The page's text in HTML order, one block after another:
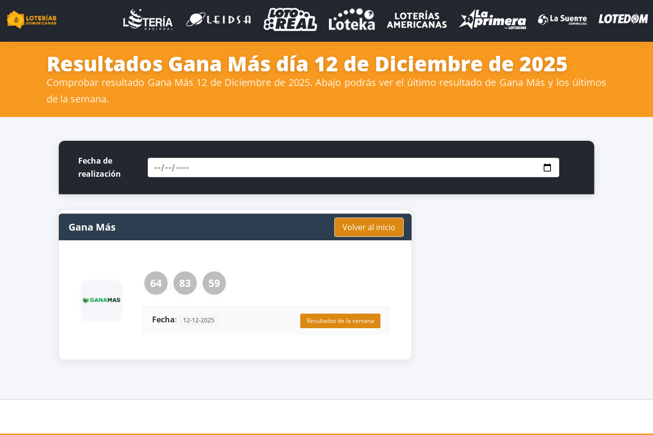
Resultados Gana Más día 12 de Diciembre de 2025
Comprobar resultado Gana Más 12 de Diciembre de 2025. Abajo podrás ver el último resultado de Gana Más y los últimos
de la semana.
Fecha de
realización
Gana Más Volver al inicio
64 83 59
Fecha: 12-12-2025 Resultados de la semana